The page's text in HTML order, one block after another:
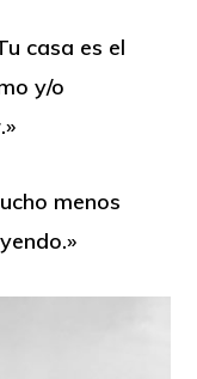
casa es el
y/o
menos